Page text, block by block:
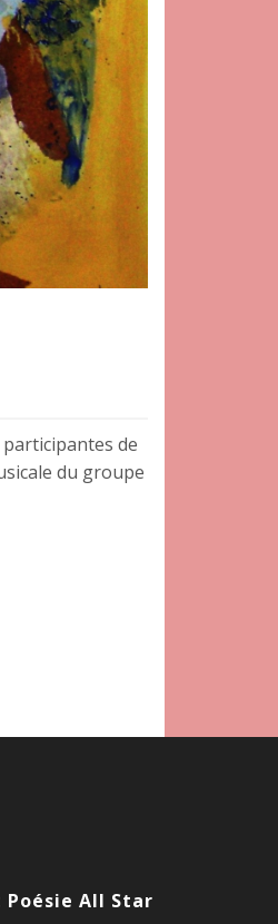
de
du groupe
Poésie All Star